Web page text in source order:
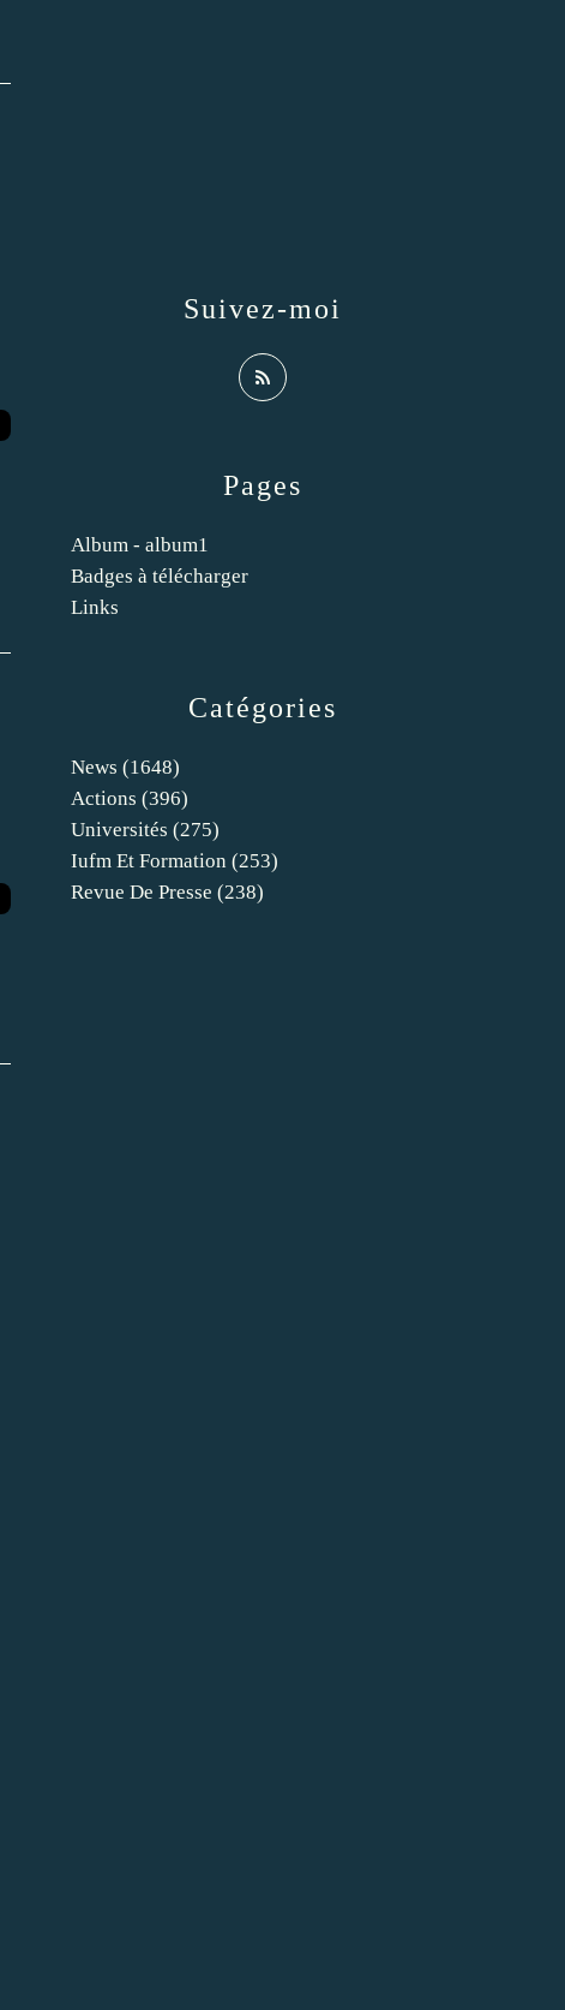
Catégories
News (1648)
Actions (396)
Universités (275)
Iufm Et Formation (253)
Revue De Presse (238)
Pages
Album - album1
Badges à télécharger
Links
Suivez-moi